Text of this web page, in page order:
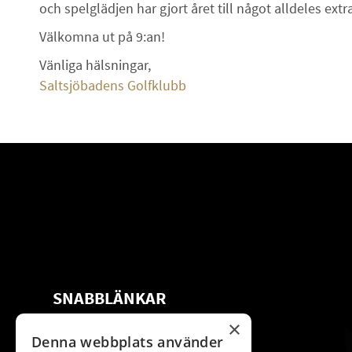
och spelglädjen har gjort året till något alldeles
Välkomna ut på 9:an!
Vänliga hälsningar,
Saltsjöbadens Golfklubb
SNABBLÄNKAR
Om oss Restaurang ×
Denna webbplats använder